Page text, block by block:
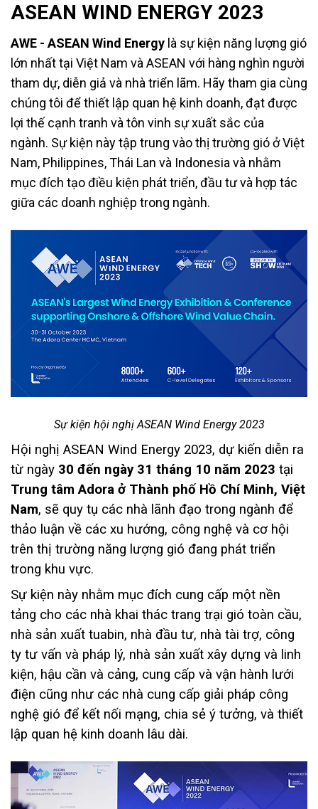
ASEAN WIND ENERGY 2023
AWE - ASEAN Wind Energy là sự kiện năng lượng gió
lớn nhất tại Việt Nam và ASEAN với hàng nghìn người
tham dự, diễn giả và nhà triển lãm. Hãy tham gia cùng
chúng tôi để thiết lập quan hệ kinh doanh, đạt được
lợi thế cạnh tranh và tôn vinh sự xuất sắc của
ngành. Sự kiện này tập trung vào thị trường gió ở Việt
Nam, Philippines, Thái Lan và Indonesia và nhằm
mục đích tạo điều kiện phát triển, đầu tư và hợp tác
giữa các doanh nghiệp trong ngành.
Sự kiện hội nghị ASEAN Wind Energy 2023
Hội nghị ASEAN Wind Energy 2023, dự kiến ​​diễn ra
từ ngày 30 đến ngày 31 tháng 10 năm 2023 tại
Trung tâm Adora ở Thành phố Hồ Chí Minh, Việt
Nam, sẽ quy tụ các nhà lãnh đạo trong ngành để
thảo luận về các xu hướng, công nghệ và cơ hội
trên thị trường năng lượng gió đang phát triển
trong khu vực.
Sự kiện này nhằm mục đích cung cấp một nền
tảng cho các nhà khai thác trang trại gió toàn cầu,
nhà sản xuất tuabin, nhà đầu tư, nhà tài trợ, công
ty tư vấn và pháp lý, nhà sản xuất xây dựng và linh
kiện, hậu cần và cảng, cung cấp và vận hành lưới
điện cũng như các nhà cung cấp giải pháp công
nghệ gió để kết nối mạng, chia sẻ ý tưởng, và thiết
lập quan hệ kinh doanh lâu dài.